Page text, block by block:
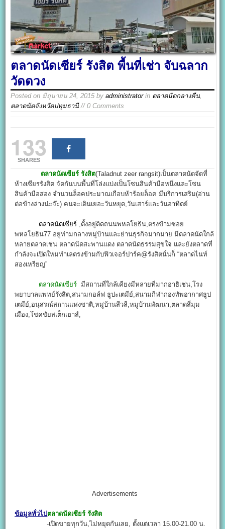
ตลาดนัดเซียร์ รังสิต พื้นที่เช่า จับฉลาก
วัดดวง
Posted on มิถุนายน 24, 2015 byadministratorin ตลาดนัดกลางคืน,
ตลาดนัดจังหวัดปทุมธานี// 0 Comments
133
SHARES
ตลาดนัดเซียร์ รังสิต(Taladnut zeer rangsit)เป็นตลาดนัดจัดที่
ห้างเซียรรังสิต จัดกันบนพื้นที่โล่งแบ่งเป็นโซนสินค้ามือหนึ่งและโซน
สินค้ามือสอง จำนวนล็อคประมาณเกือบห้าร้อยล็อค มีบริการเสริม(อ่าน
ต่อข้างล่างน่ะจ๊ะ) คนจะเดินเยอะวันหยุด,วันเสาร์และวันอาทิตย์
ตลาดนัดเซียร์ ,ตั้งอยู่ติดถนนพหลโยธิน,ตรงข้ามซอย
พหลโยธิน77 อยู่ท่ามกลางหมู่บ้านและย่านธุรกิจมากมาย มีตลาดนัดใกล้
หลายตลาดเช่น ตลาดนัดสะพานแดง ตลาดนัดธรรมสุขใจ และยังตลาดที่
กำลังจะเปิดใหม่ทำเลตรงข้ามกับฟิวเจอร์ปาร์ค@รังสิตนั่นก็ “ตลาดไนท์
สองเหรียญ”
ตลาดนัดเซียร์ มีสถานที่ใกล้เคียงมีหลายที่มากอาธิเช่น,โรง
พยาบาลแพทย์รังสิต,สนามกอล์ฟ ธูปะเตมีย์,สนามกีฬากองทัพอากาศธูป
เตมีย์,อนุสรณ์สถานแห่งชาติ,หมู่บ้านสีวลี,หมูบ้านพัฒนา,ตลาดสี่มุม
เมือง,โชคชัยสเต็กเฮาส์,
Advertisements
ข้อมูลทั่วไปตลาดนัดเซียร์ รังสิต
-เปิดขายทุกวัน,ไม่หยุดกันเลย, ตั้งแต่เวลา 15.00-21.00 น.